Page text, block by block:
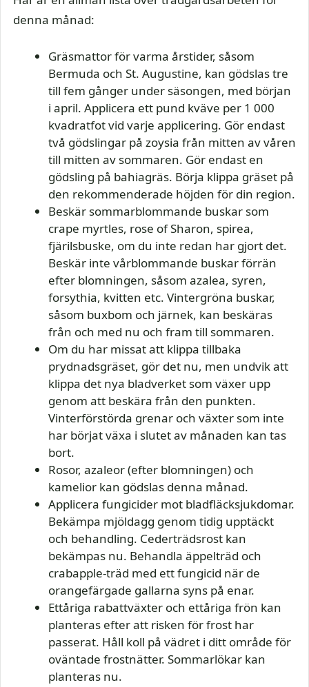
denna månad:
Gräsmattor för varma årstider, såsom
Bermuda och St. Augustine, kan gödslas tre
till fem gånger under säsongen, med början
i april. Applicera ett pund kväve per 1 000
kvadratfot vid varje applicering. Gör endast
två gödslingar på zoysia från mitten av våren
till mitten av sommaren. Gör endast en
gödsling på bahiagräs. Börja klippa gräset på
den rekommenderade höjden för din region.
Beskär sommarblommande buskar som
crape myrtles, rose of Sharon, spirea,
fjärilsbuske, om du inte redan har gjort det.
Beskär inte vårblommande buskar förrän
efter blomningen, såsom azalea, syren,
forsythia, kvitten etc. Vintergröna buskar,
såsom buxbom och järnek, kan beskäras
från och med nu och fram till sommaren.
Om du har missat att klippa tillbaka
prydnadsgräset, gör det nu, men undvik att
klippa det nya bladverket som växer upp
genom att beskära från den punkten.
Vinterförstörda grenar och växter som inte
har börjat växa i slutet av månaden kan tas
bort.
Rosor, azaleor (efter blomningen) och
kamelior kan gödslas denna månad.
Applicera fungicider mot bladfläcksjukdomar.
Bekämpa mjöldagg genom tidig upptäckt
och behandling. Cederträdsrost kan
bekämpas nu. Behandla äppelträd och
crabapple-träd med ett fungicid när de
orangefärgade gallarna syns på enar.
Ettåriga rabattväxter och ettåriga frön kan
planteras efter att risken för frost har
passerat. Håll koll på vädret i ditt område för
oväntade frostnätter. Sommarlökar kan
planteras nu.